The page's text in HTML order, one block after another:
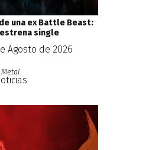
una ex Battle Beast:
single
Agosto de 2026
Metal